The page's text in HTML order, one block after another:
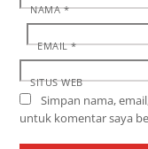
NAMA*
EMAIL*
SITUS WEB
Simpan nama,
untuk komentar saya